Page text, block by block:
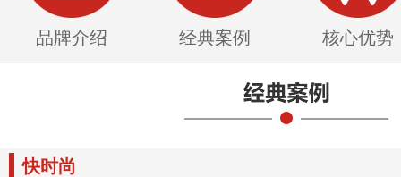
品牌介绍 经典案例 核心优势
快时尚